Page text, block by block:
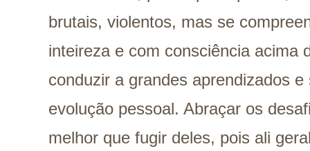
brutais, violentos, mas se
inteireza e com consciência acima
conduzir a grandes aprendizados
evolução pessoal. Abraçar os
melhor que fugir deles, pois ali